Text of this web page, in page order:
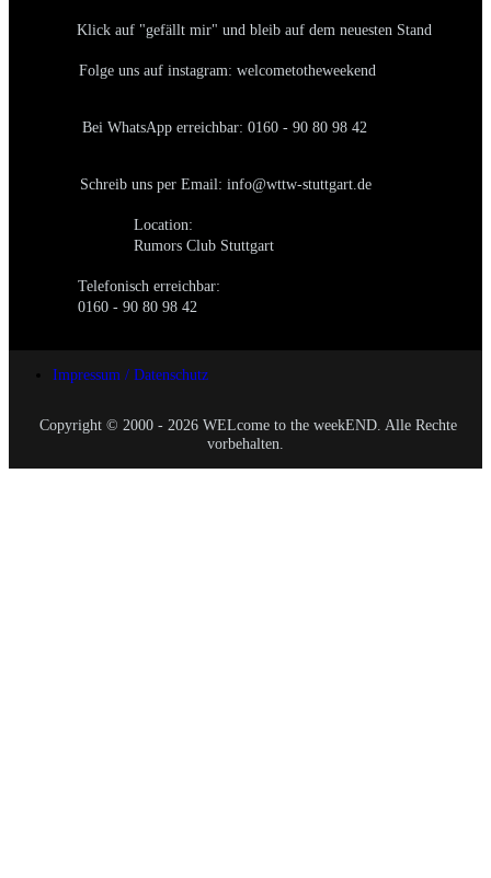
Klick auf "gefällt mir" und bleib auf dem neuesten Stand
Folge uns auf instagram: welcometotheweekend
Bei WhatsApp erreichbar: 0160 - 90 80 98 42
Schreib uns per Email: info@wttw-stuttgart.de
Location:
Rumors Club Stuttgart
Telefonisch erreichbar:
0160 - 90 80 98 42
Impressum / Datenschutz
Copyright © 2000 - 2026 WELcome to the weekEND. Alle Rechte
vorbehalten.